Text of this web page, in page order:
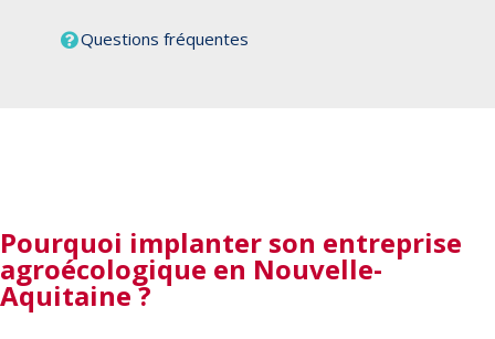
Questions fréquentes
Pourquoi implanter son entreprise
agroécologique en Nouvelle-
Aquitaine ?